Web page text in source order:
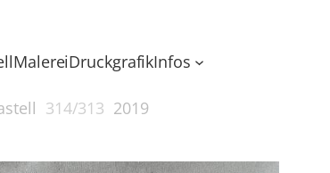
MalereiDruckgrafikInfos
314/313 2019